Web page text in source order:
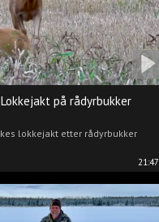
21:47
på rådyrbukker
lokkejakt etter rådyrbukker